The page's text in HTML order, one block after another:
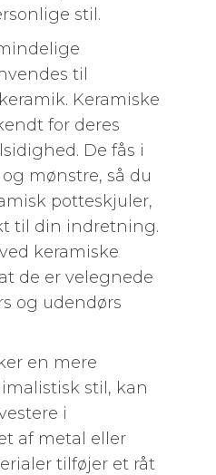
stil.
til
Keramiske
for deres
De fås i
mønstre, så du
potteskjuler,
til din indretning.
keramiske
de er velegnede
og udendørs
en mere
stil, kan
i
af metal eller
tilføjer et råt